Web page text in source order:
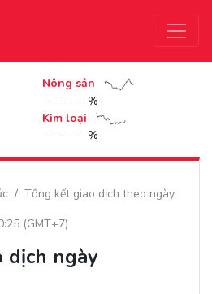
Nông sản
--- --- --%
Kim loại
--- --- --%
Tổng kết giao dịch theo ngày
(GMT+7)
dịch ngày